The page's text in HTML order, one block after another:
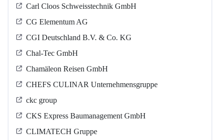
Carl Cloos Schweisstechnik GmbH
CG Elementum AG
CGI Deutschland B.V. & Co. KG
Chal-Tec GmbH
Chamäleon Reisen GmbH
CHEFS CULINAR Unternehmensgruppe
ckc group
CKS Express Baumanagement GmbH
CLIMATECH Gruppe